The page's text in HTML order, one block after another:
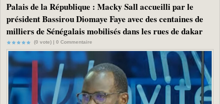
Palais de la République : Macky Sall accueilli par le
président Bassirou Diomaye Faye avec des centaines de
milliers de Sénégalais mobilisés dans les rues de dakar
(0 vote) | 0 Commentaire